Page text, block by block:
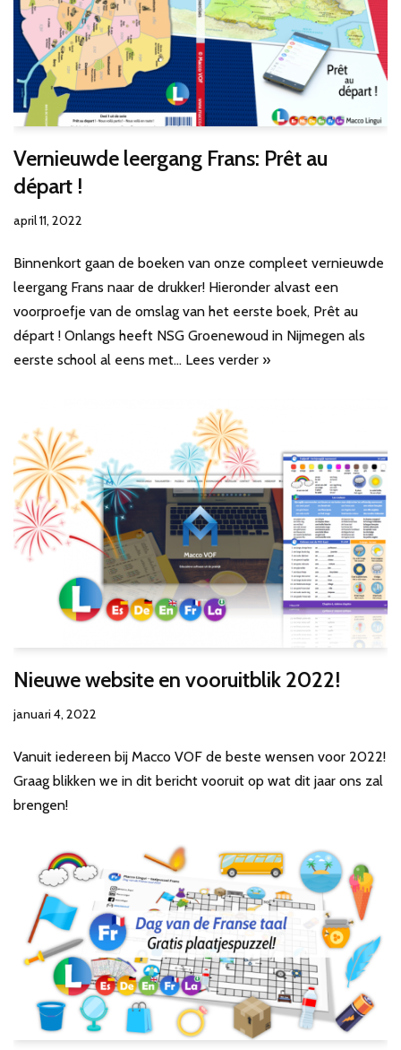
Vernieuwde leergang Frans: Prêt au
départ !
april 11, 2022
Binnenkort gaan de boeken van onze compleet vernieuwde
leergang Frans naar de drukker! Hieronder alvast een
voorproefje van de omslag van het eerste boek, Prêt au
départ ! Onlangs heeft NSG Groenewoud in Nijmegen als
eerste school al eens met… Lees verder »
Nieuwe website en vooruitblik 2022!
januari 4, 2022
Vanuit iedereen bij Macco VOF de beste wensen voor 2022!
Graag blikken we in dit bericht vooruit op wat dit jaar ons zal
brengen!